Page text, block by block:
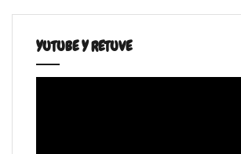
YUTUBE Y RETUVE